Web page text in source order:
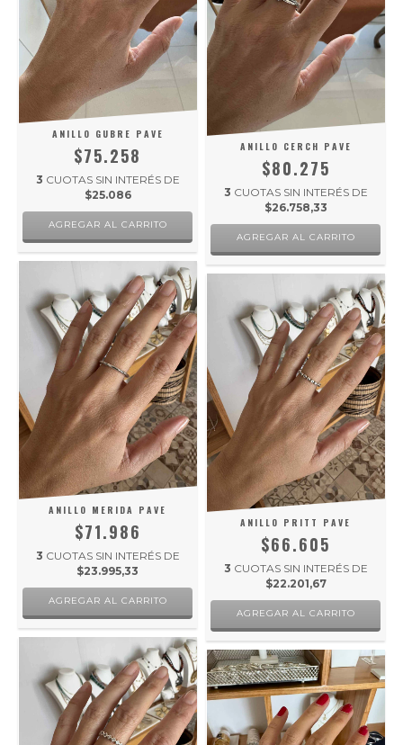
ANILLO GUBRE PAVE
$75.258
3 CUOTAS SIN INTERÉS DE
$25.086
AGREGAR AL CARRITO
ANILLO CERCH PAVE
$80.275
3 CUOTAS SIN INTERÉS DE
$26.758,33
AGREGAR AL CARRITO
ANILLO MERIDA PAVE
$71.986
3 CUOTAS SIN INTERÉS DE
$23.995,33
AGREGAR AL CARRITO
ANILLO PRITT PAVE
$66.605
3 CUOTAS SIN INTERÉS DE
$22.201,67
AGREGAR AL CARRITO